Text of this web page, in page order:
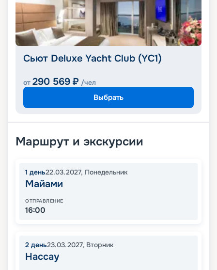
Сьют Deluxe Yacht Club (YC1)
от 290 569 ₽ /чел
Выбрать
Маршрут и экскурсии
1 день22.03.2027, Понедельник
Майами
ОТПРАВЛЕНИЕ
16:00
2 день23.03.2027, Вторник
Нассау